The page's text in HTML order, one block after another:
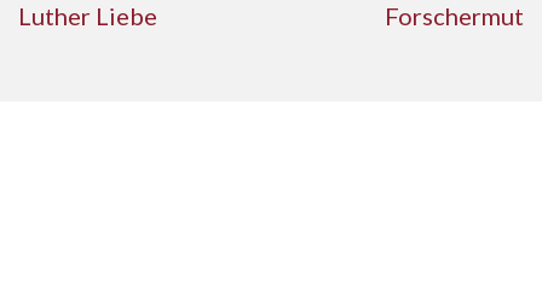
Luther Liebe Forschermut